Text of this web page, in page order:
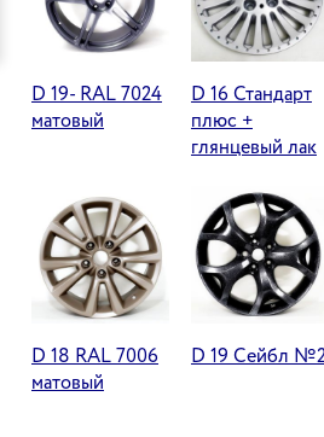
D 19- RAL 7024
матовый
D 16 Стандарт
плюс +
глянцевый лак
D 18 RAL 7006
матовый
D 19 Сейбл